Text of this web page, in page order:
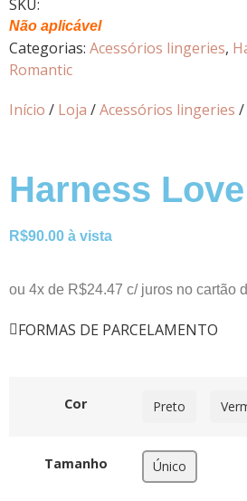
SKU:
Não aplicável
Categorias: Acessórios lingeries,
Romantic
Início / Loja /Acessórios lingeries /
Harness Love
R$90.00 à vista
ou 4x de R$24.47 c/ juros no cartão
FORMAS DE PARCELAMENTO
Cor Preto
Tamanho Único